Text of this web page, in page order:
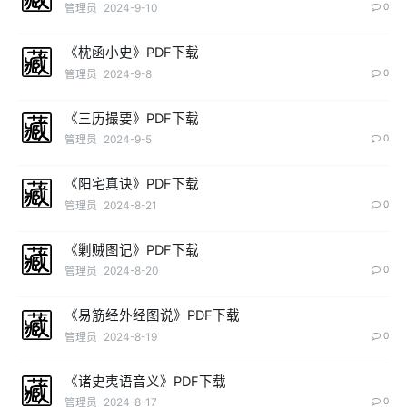
管理员 2024-9-10 0
《枕函小史》PDF下载
管理员 2024-9-8 0
《三历撮要》PDF下载
管理员 2024-9-5 0
《阳宅真诀》PDF下载
管理员 2024-8-21 0
《剿贼图记》PDF下载
管理员 2024-8-20 0
《易筋经外经图说》PDF下载
管理员 2024-8-19 0
《诸史夷语音义》PDF下载
管理员 2024-8-17 0